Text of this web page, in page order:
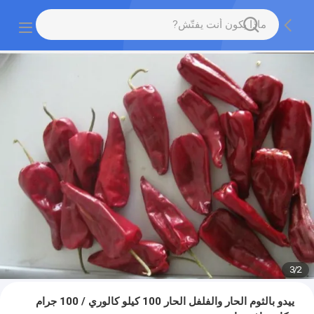
2
/
3
ييدو بالثوم الحار والفلفل الحار 100 كيلو كالوري / 100 جرام